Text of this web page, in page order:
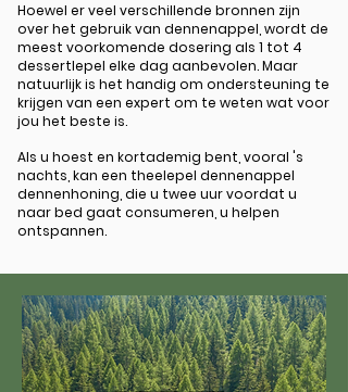
Hoewel er veel verschillende bronnen zijn
over het gebruik van dennenappel, wordt de
meest voorkomende dosering als 1 tot 4
dessertlepel elke dag aanbevolen. Maar
natuurlijk is het handig om ondersteuning te
krijgen van een expert om te weten wat voor
jou het beste is.
Als u hoest en kortademig bent, vooral 's
nachts, kan een theelepel dennenappel
dennenhoning, die u twee uur voordat u
naar bed gaat consumeren, u helpen
ontspannen.